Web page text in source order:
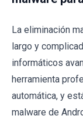
La eliminación
largo y
informáticos
herramienta
automática, y
malware de